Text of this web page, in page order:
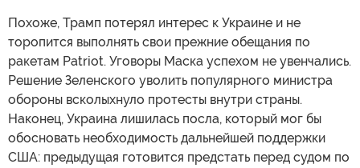
Похоже, Трамп потерял интерес к Украине и не
торопится выполнять свои прежние обещания по
ракетам Patriot. Уговоры Маска успехом не увенчались.
Решение Зеленского уволить популярного министра
обороны всколыхнуло протесты внутри страны.
Наконец, Украина лишилась посла, который мог бы
обосновать необходимость дальнейшей поддержки
США: предыдущая готовится предстать перед судом по